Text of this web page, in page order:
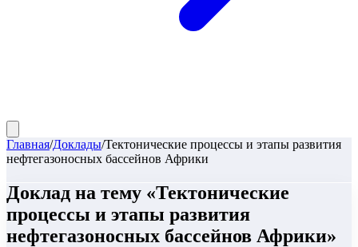
Главная/Доклады/Тектонические процессы и этапы развития
нефтегазоносных бассейнов Африки
Доклад на тему «Тектонические
процессы и этапы развития
нефтегазоносных бассейнов Африки»